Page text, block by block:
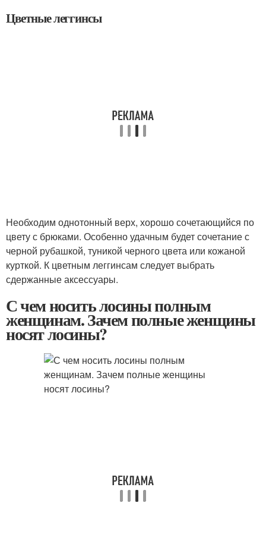
Цветные леггинсы
Необходим однотонный верх, хорошо сочетающийся по
цвету с брюками. Особенно удачным будет сочетание с
черной рубашкой, туникой черного цвета или кожаной
курткой. К цветным леггинсам следует выбрать
сдержанные аксессуары.
С чем носить лосины полным
женщинам. Зачем полные женщины
носят лосины?